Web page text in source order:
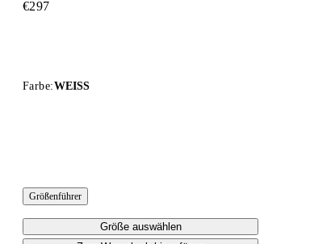
€297
Farbe:WEISS
Größenführer
Größe auswählen